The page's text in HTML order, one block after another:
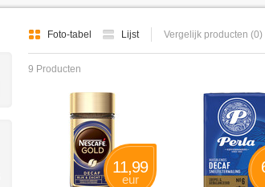
Foto-tabel Lijst Vergelijk producten (0)
9 Producten
11,99
eur